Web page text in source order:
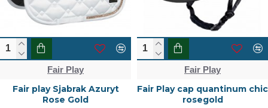
Fair Play
Fair play Sjabrak Azuryt
Rose Gold
Fair Play
Fair Play cap quantinum chic
rosegold